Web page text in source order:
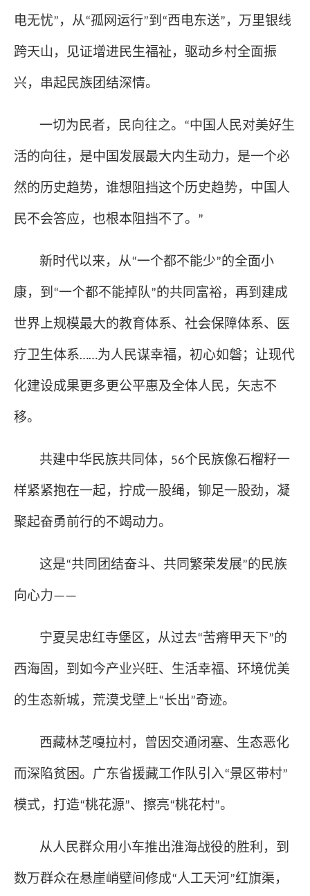
电无忧” ，从“孤网运行”到 “西电东送” ，万里银线
跨天山，见证增进民生福祉，驱动乡村全面振
兴，串起民族团结深情。
一切为民者，民向往之。 “中国人民对美好生
活的向往，是中国发展最大内生动力，是一个必
然的历史趋势，谁想阻挡这个历史趋势，中国人
民不会答应，也根本阻挡不了。 ”
新时代以来，从“一个都不能少”的全面小
康，到 “一个都不能掉队”的共同富裕，再到建成
世界上规模最大的教育体系、社会保障体系、医
疗卫生体系……为人民谋幸福，初心如磐；让现代
化建设成果更多更公平惠及全体人民，矢志不
移。
共建中华民族共同体， 56个民族像石榴籽一
样紧紧抱在一起，拧成一股绳，铆足一股劲，凝
聚起奋勇前行的不竭动力。
这是“共同团结奋斗、共同繁荣发展”的民族
向心力——
宁夏吴忠红寺堡区，从过去“苦瘠甲天下”的
西海固，到如今产业兴旺、生活幸福、环境优美
的生态新城，荒漠戈壁上“长出”奇迹。
西藏林芝嘎拉村，曾因交通闭塞、生态恶化
而深陷贫困。广东省援藏工作队引入“景区带村”
模式，打造“桃花源”、擦亮“桃花村”。
从人民群众用小车推出淮海战役的胜利，到
数万群众在悬崖峭壁间修成“人工天河”红旗渠，